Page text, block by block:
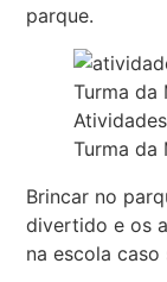
parque.
Turma da
Brincar no
divertido e os
na escola caso